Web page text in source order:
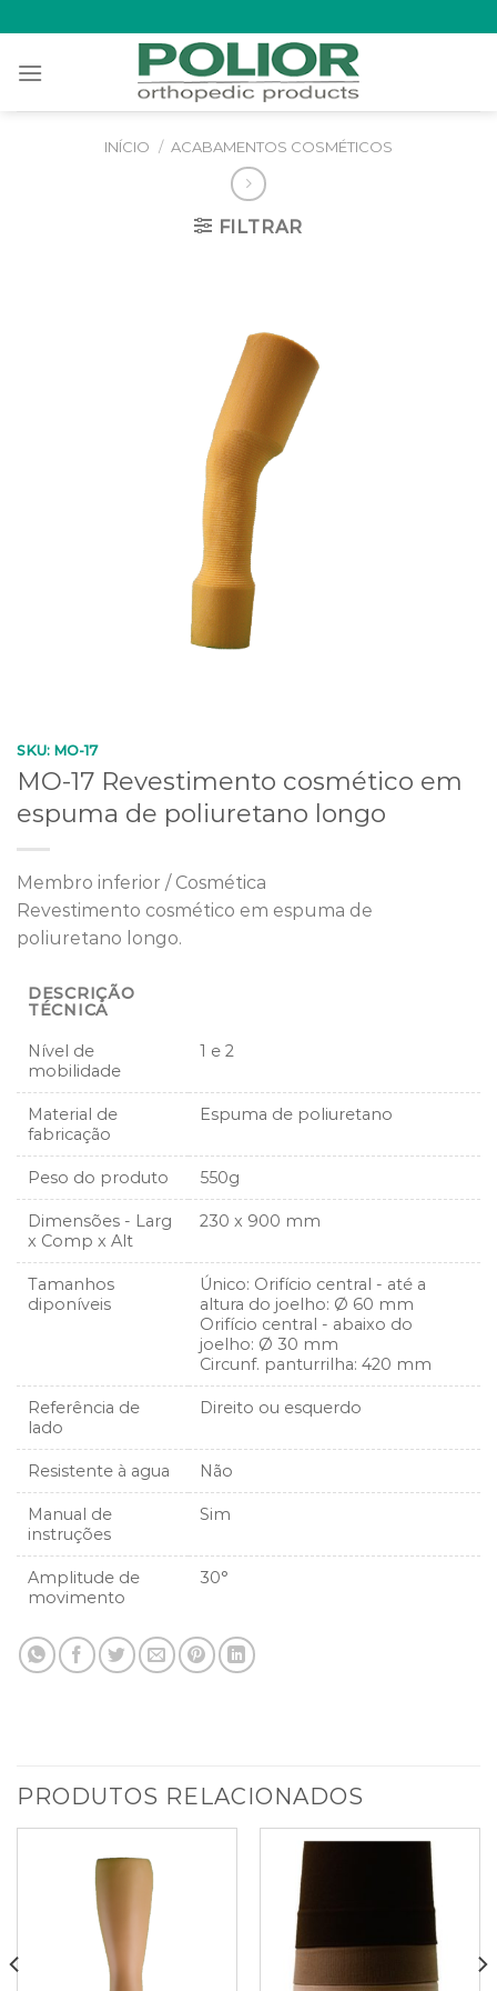
to
content
INÍCIO / ACABAMENTOS COSMÉTICOS
FILTRAR
SKU: MO-17
MO-17 Revestimento cosmético em
espuma de poliuretano longo
Membro inferior / Cosmética
Revestimento cosmético em espuma de
poliuretano longo.
DESCRIÇÃO
TÉCNICA
Nível de
mobilidade
1 e 2
Material de
fabricação
Espuma de poliuretano
Peso do produto 550g
Dimensões - Larg
x Comp x Alt
230 x 900 mm
Tamanhos
diponíveis
Único: Orifício central - até a
altura do joelho: Ø 60 mm
Orifício central - abaixo do
joelho: Ø 30 mm
Circunf. panturrilha: 420 mm
Referência de
lado
Direito ou esquerdo
Resistente à agua Não
Manual de
instruções
Sim
Amplitude de
movimento
30°
PRODUTOS RELACIONADOS